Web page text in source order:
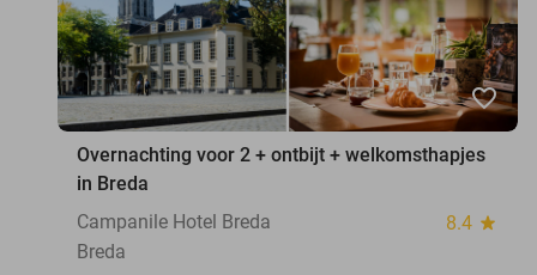
favorite_border
Overnachting voor 2 + ontbijt + welkomsthapjes
in Breda
Campanile Hotel Breda
8.4 star
Breda